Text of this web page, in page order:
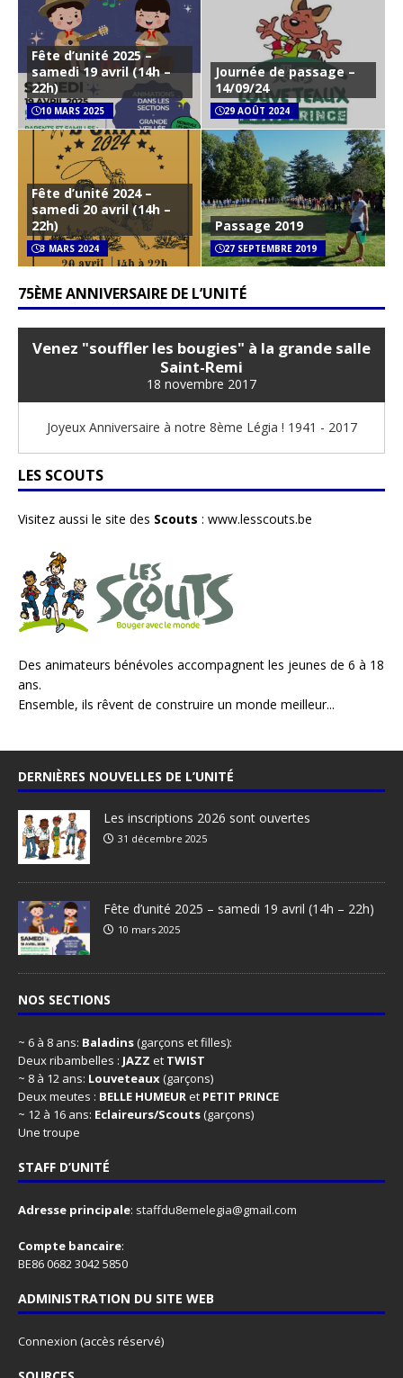
Fête d’unité 2025 –
samedi 19 avril (14h –
22h)
10 MARS 2025
Journée de passage –
14/09/24
29 AOÛT 2024
Fête d’unité 2024 –
samedi 20 avril (14h –
22h)
3 MARS 2024
Passage 2019
27 SEPTEMBRE 2019
75ÈME ANNIVERSAIRE DE L’UNITÉ
Venez "souffler les bougies" à la grande salle
Saint-Remi
18 novembre 2017
Joyeux Anniversaire à notre 8ème Légia ! 1941 - 2017
LES SCOUTS
Visitez aussi le site des Scouts : www.lesscouts.be
Des animateurs bénévoles accompagnent les jeunes de 6 à 18
ans.
Ensemble, ils rêvent de construire un monde meilleur...
DERNIÈRES NOUVELLES DE L’UNITÉ
Les inscriptions 2026 sont ouvertes
31 décembre 2025
Fête d’unité 2025 – samedi 19 avril (14h – 22h)
10 mars 2025
NOS SECTIONS
~ 6 à 8 ans: Baladins(garçons et filles):
Deux ribambelles : JAZZ et TWIST
~ 8 à 12 ans: Louveteaux(garçons)
Deux meutes : BELLE HUMEURet PETIT PRINCE
~ 12 à 16 ans: Eclaireurs/Scouts(garçons)
Une troupe
STAFF D’UNITÉ
Adresse principale: staffdu8emelegia@gmail.com
Compte bancaire:
BE86 0682 3042 5850
ADMINISTRATION DU SITE WEB
Connexion (accès réservé)